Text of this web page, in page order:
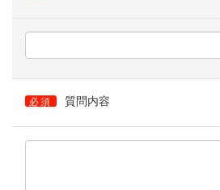
必須 質問内容